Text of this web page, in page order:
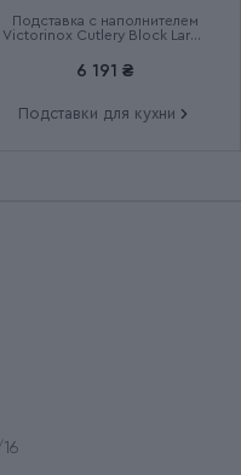
Подставка с наполнителем
Victorinox Cutlery Block Large
6 191 ₴
Подставки для кухни